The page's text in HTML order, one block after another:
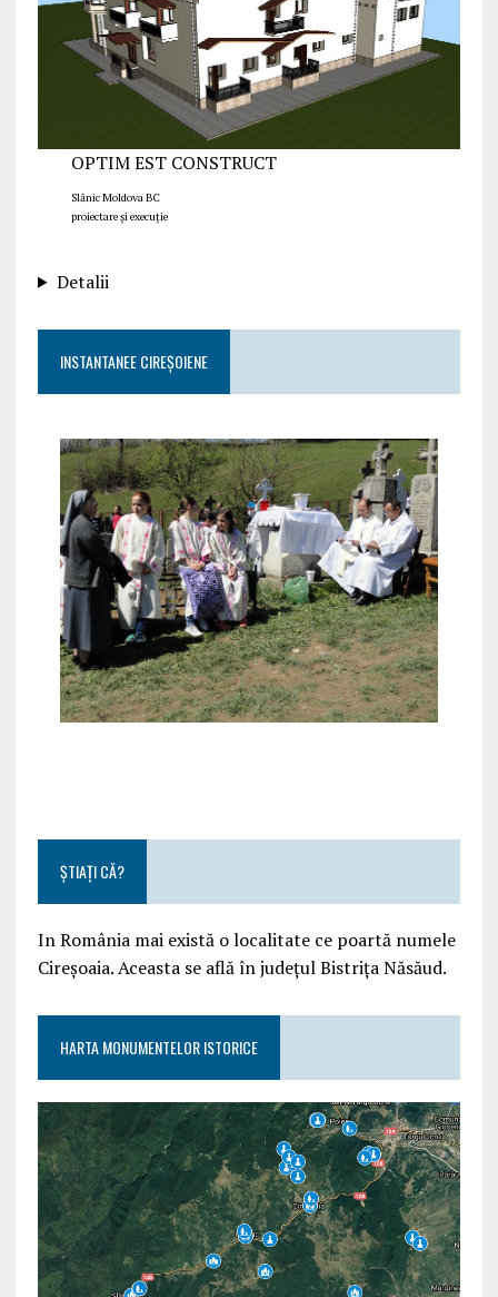
OPTIM EST CONSTRUCT
Slănic Moldova BC
proiectare și execuție
Detalii
INSTANTANEE CIREȘOIENE
ȘTIAȚI CĂ?
In România mai există o localitate ce poartă numele
Cireșoaia. Aceasta se află în județul Bistrița Năsăud.
HARTA MONUMENTELOR ISTORICE